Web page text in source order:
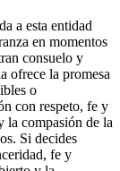
a esta entidad
en momentos
consuelo y
ofrece la promesa
o
con respeto, fe y
la compasión de la
Si decides
fe y